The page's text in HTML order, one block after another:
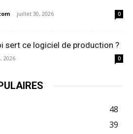
- juillet 30, 2026 0
sert ce logiciel de production ?
2026 0
48
39